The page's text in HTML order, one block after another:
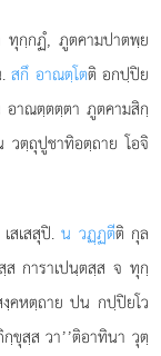
ทุกฺกฏํ, ภูตคามปาตพฺย
.สกึ อาณตฺโตติ อกปฺปิย
อาณตฺตตฺตา ภูตคามสิกฺ
ตฺถุปูชาทิอตฺถาย โอจิ
สเสสุปิ.น วฏฺฏตีติ กุล
ส การาเปนฺตสฺส จ ทุกฺ
คหตฺถาย ปน กปฺปิยโว
กฺขุสฺส วา’’ติอาทินา วุตฺ